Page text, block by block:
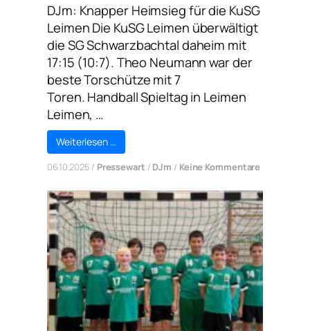
DJm: Knapper Heimsieg für die KuSG
Leimen Die KuSG Leimen überwältigt
die SG Schwarzbachtal daheim mit
17:15 (10:7). Theo Neumann war der
beste Torschütze mit 7
Toren. Handball Spieltag in Leimen
Leimen, …
Weiterlesen …
06.10.2025 / Pressewart / DJm / Keine Kommentarezu
Knapper
Heimsieg
für
die
KuSG
Leimen